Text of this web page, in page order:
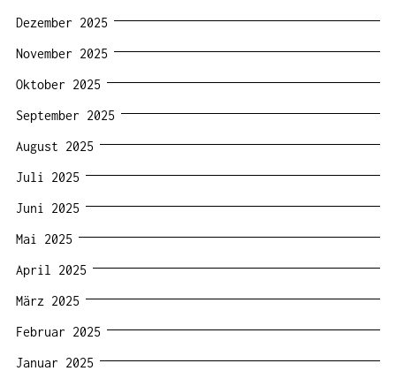
Dezember 2025
November 2025
Oktober 2025
September 2025
August 2025
Juli 2025
Juni 2025
Mai 2025
April 2025
März 2025
Februar 2025
Januar 2025